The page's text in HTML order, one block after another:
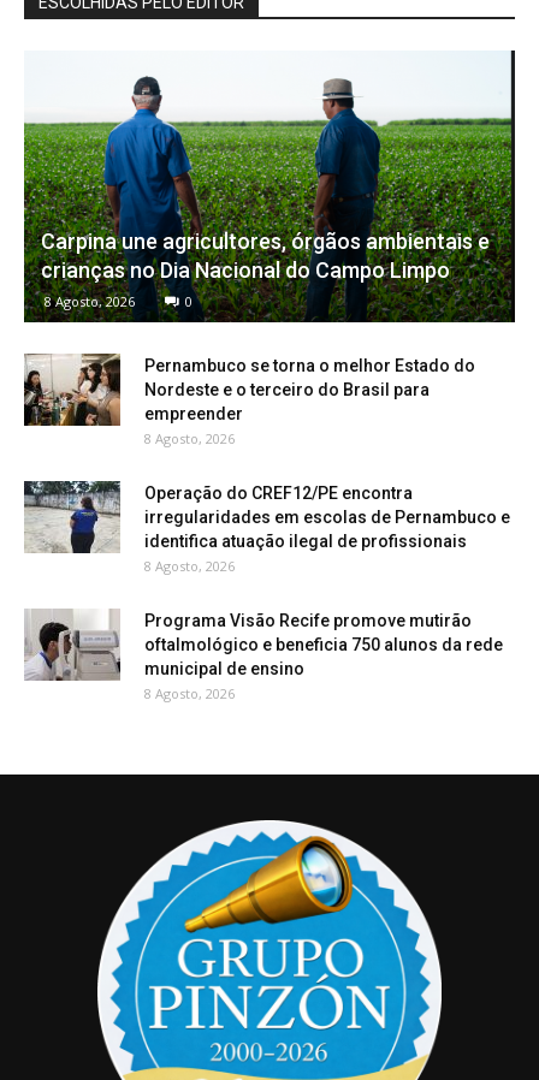
Carpina une agricultores, órgãos ambientais e
crianças no Dia Nacional do Campo Limpo
8 Agosto, 2026 0
Pernambuco se torna o melhor Estado do
Nordeste e o terceiro do Brasil para
empreender
8 Agosto, 2026
Operação do CREF12/PE encontra
irregularidades em escolas de Pernambuco e
identifica atuação ilegal de profissionais
8 Agosto, 2026
Programa Visão Recife promove mutirão
oftalmológico e beneficia 750 alunos da rede
municipal de ensino
8 Agosto, 2026